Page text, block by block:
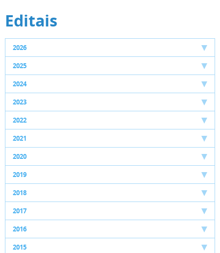
Editais
2026
2025
2024
2023
2022
2021
2020
2019
2018
2017
2016
2015